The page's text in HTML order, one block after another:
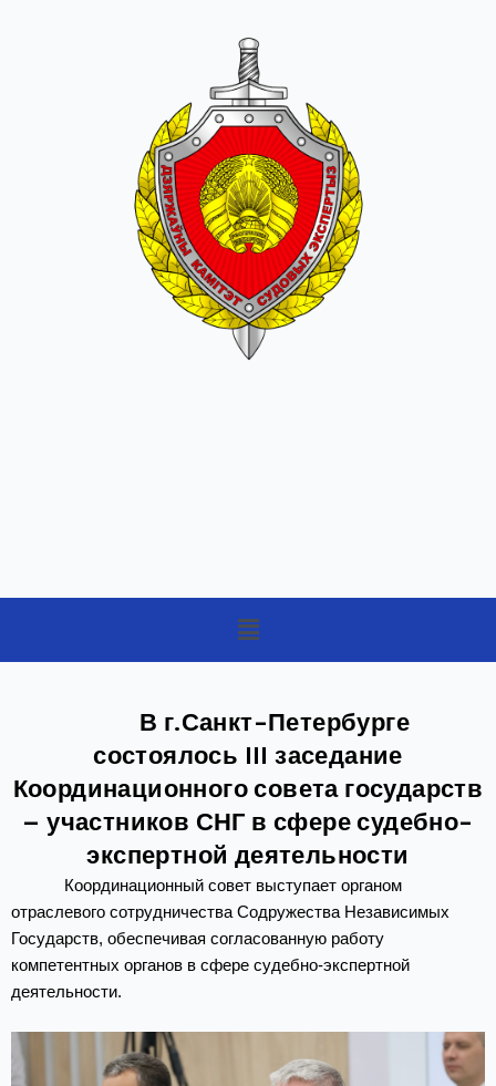
Меню
В г.Санкт-Петербурге
состоялось III заседание
Координационного совета государств
– участников СНГ в сфере судебно-
экспертной деятельности
Координационный совет выступает органом
отраслевого сотрудничества Содружества Независимых
Государств, обеспечивая согласованную работу
компетентных органов в сфере судебно-экспертной
деятельности.